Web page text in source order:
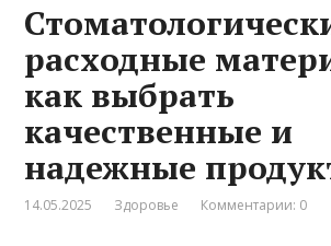
расходные
как выбрать
качественные и
надежные
14.05.2025 Здоровье Комментарии: 0